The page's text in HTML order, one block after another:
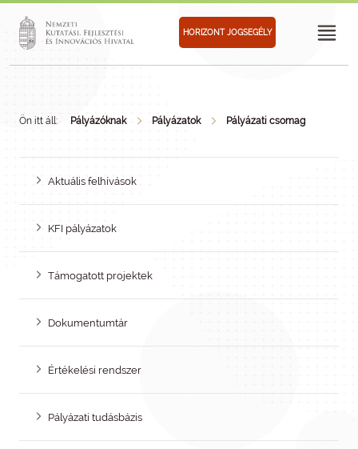
HORIZONT JOGSEGÉLY
Ön itt áll: Pályázóknak Pályázatok Pályázati csomag
Aktuális felhívások
KFI pályázatok
Támogatott projektek
Dokumentumtár
Értékelési rendszer
Pályázati tudásbázis